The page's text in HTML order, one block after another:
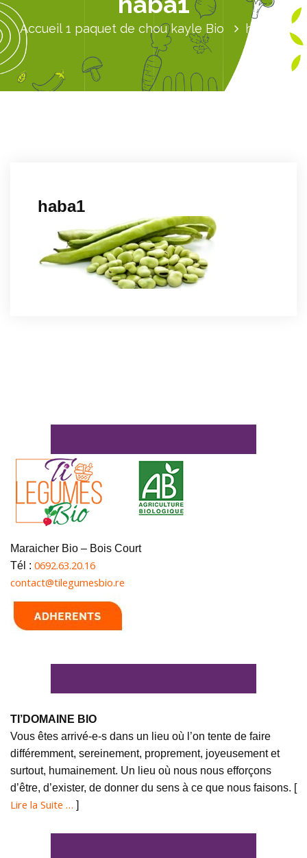
Accueil 1 paquet de chou kayle Bio haba1
haba1
Maraicher Bio – Bois Court
Tél : 0692.63.20.16
contact@tilegumesbio.re
TI’DOMAINE BIO
Vous êtes arrivé-e-s dans un lieu où l’on tente de faire
différemment, sereinement, proprement, joyeusement et
surtout, humainement. Un lieu où nous nous efforçons
d’être, d’exister, de donner du sens à ce que nous faisons. [
Lire la Suite … ]